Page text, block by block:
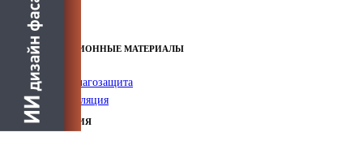
ГИДРОИЗОЛЯЦИОННЫЕ МАТЕРИАЛЫ
Ветро-влагозащита
Пароизоляция
ТЕПЛОИЗОЛЯЦИЯ